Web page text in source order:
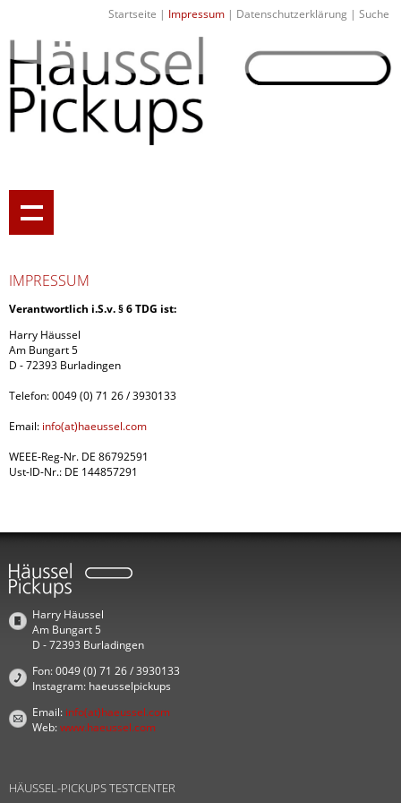
Startseite | Impressum | Datenschutzerklärung | Suche
IMPRESSUM
Verantwortlich i.S.v. § 6 TDG ist:
Harry Häussel
Am Bungart 5
D - 72393 Burladingen
Telefon: 0049 (0) 71 26 / 3930133
Email: info(at)haeussel.com
WEEE-Reg-Nr. DE 86792591
Ust-ID-Nr.: DE 144857291
Harry Häussel
Am Bungart 5
D - 72393 Burladingen
Fon: 0049 (0) 71 26 / 3930133
Instagram: haeusselpickups
Email: info(at)haeussel.com
Web:www.haeussel.com
HÄUSSEL-PICKUPS TESTCENTER